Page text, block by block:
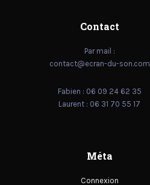
Contact
Par mail :
contact@ecran-du-son.com
Fabien : 06 09 24 62 35
Laurent : 06 31 70 55 17
Méta
Connexion